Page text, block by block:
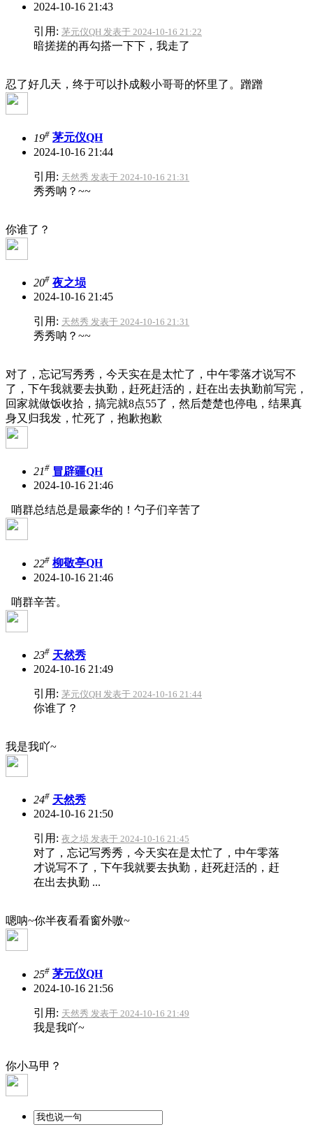
2024-10-16 21:43
引用: 茅元仪QH 发表于 2024-10-16 21:22
暗搓搓的再勾搭一下下，我走了
忍了好几天，终于可以扑成毅小哥哥的怀里了。蹭蹭
19# 茅元仪QH
2024-10-16 21:44
引用: 天然秀 发表于 2024-10-16 21:31
秀秀呐？~~
你谁了？
20# 夜之埙
2024-10-16 21:45
引用: 天然秀 发表于 2024-10-16 21:31
秀秀呐？~~
对了，忘记写秀秀，今天实在是太忙了，中午零落才说写不
了，下午我就要去执勤，赶死赶活的，赶在出去执勤前写完，
回家就做饭收拾，搞完就8点55了，然后楚楚也停电，结果真
身又归我发，忙死了，抱歉抱歉
21# 冒辟疆QH
2024-10-16 21:46
哨群总结总是最豪华的！勺子们辛苦了
22# 柳敬亭QH
2024-10-16 21:46
哨群辛苦。
23# 天然秀
2024-10-16 21:49
引用: 茅元仪QH 发表于 2024-10-16 21:44
你谁了？
我是我吖~
24# 天然秀
2024-10-16 21:50
引用: 夜之埙 发表于 2024-10-16 21:45
对了，忘记写秀秀，今天实在是太忙了，中午零落
才说写不了，下午我就要去执勤，赶死赶活的，赶
在出去执勤 ...
嗯呐~你半夜看看窗外嗷~
25# 茅元仪QH
2024-10-16 21:56
引用: 天然秀 发表于 2024-10-16 21:49
我是我吖~
你小马甲？